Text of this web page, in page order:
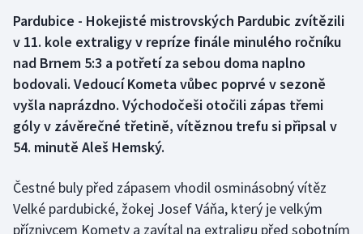
Boby a skeleton
Box
Curling
Dostihy
Florbal
Futsal
AZ kvíz
Pardubice - Hokejisté mistrovských Pardubic zvítězili
v 11. kole extraligy v repríze finále minulého ročníku
nad Brnem 5:3 a potřetí za sebou doma naplno
bodovali. Vedoucí Kometa vůbec poprvé v sezoně
vyšla naprázdno. Východočeši otočili zápas třemi
góly v závěrečné třetině, vítěznou trefu si připsal v
54. minutě Aleš Hemský.
Čestné buly před zápasem vhodil osminásobný vítěz
Velké pardubické, žokej Josef Váňa, který je velkým
příznivcem Komety a zavítal na extraligu před sobotním